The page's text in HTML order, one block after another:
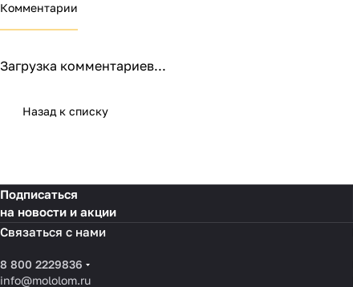
Комментарии
Загрузка комментариев...
Назад к списку
Подписаться
на новости и акции
Связаться с нами
8 800 2229836
info@mololom.ru